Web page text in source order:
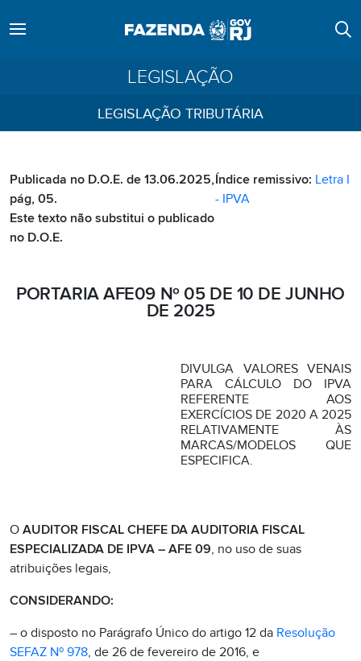
LEGISLAÇÃO
LEGISLAÇÃO TRIBUTÁRIA
Publicada no D.O.E. de 13.06.2025,
pág, 05.
Este texto não substitui o publicado
no D.O.E.
Índice remissivo: Letra I
- IPVA
PORTARIA AFE09 Nº 05 DE 10 DE JUNHO
DE 2025
DIVULGA VALORES VENAIS
PARA CÁLCULO DO IPVA
REFERENTE AOS
EXERCÍCIOS DE 2020 A 2025
RELATIVAMENTE ÀS
MARCAS/MODELOS QUE
ESPECIFICA.
O AUDITOR FISCAL CHEFE DA AUDITORIA FISCAL
ESPECIALIZADA DE IPVA – AFE 09, no uso de suas
atribuições legais,
CONSIDERANDO:
– o disposto no Parágrafo Único do artigo 12 da Resolução
SEFAZ Nº 978, de 26 de fevereiro de 2016, e